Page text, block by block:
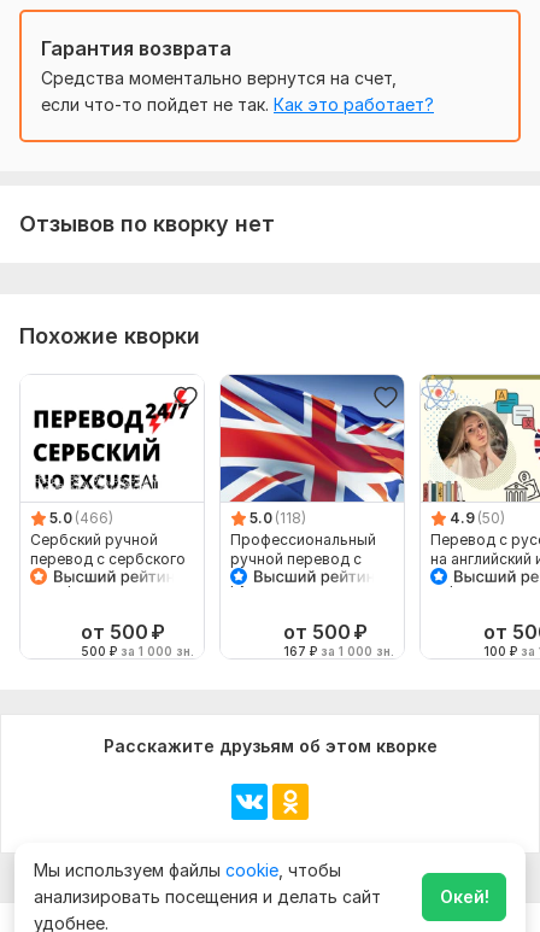
наоборот)
Тематика: Красота и мода,
услуги,Другое
Объем услуги в кворке: 1 000 знаков
Гарантия возврата
Средства моментально вернутся на счет,
если что-то пойдет не так. Как это работает?
Отзывов по кворку нет
Похожие кворки
5.0 (466)
Сербский ручной
перевод с сербского
на сербский
от 500 ₽
500 ₽ за 1 000 зн.
5.0 (118)
Профессиональный
ручной перевод с
русского на
от 500 ₽
167 ₽ за 1 000 зн.
4.9 (50)
Перевод с
на английский
обратно
от
100 ₽ за
Расскажите друзьям об этом кворке
Мы используем файлы cookie , чтобы
анализировать посещения и делать сайт
удобнее.
Окей!